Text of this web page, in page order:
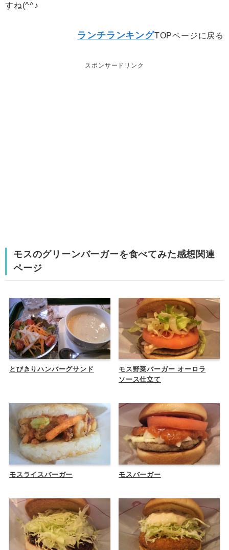
すね(^^♪
ランチランキングTOPページに戻る
スポンサードリンク
モスのグリーンバーガーを食べてみた感想関連
ページ
とびきりハンバーグサンド
モス野菜バーガー オーロラ
ソース仕立て
モスライスバーガー モスバーガー